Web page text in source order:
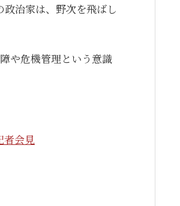
治家は、野次を飛ばし
や危機管理という意識
会見